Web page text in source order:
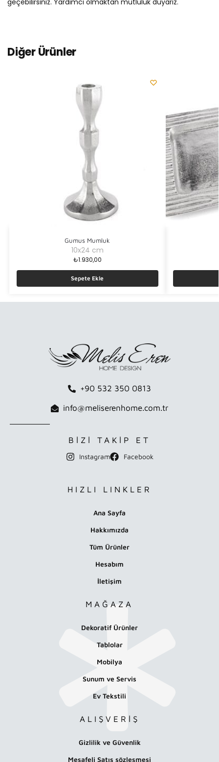
Diğer Ürünler
Gumus Mumluk
10x24 cm
₺1.930,00
Sepete Ekle
+90 532 350 0813
info@meliserenhome.com.tr
BİZİ TAKİP ET
Instagram Facebook
HIZLI LINKLER
Ana Sayfa
Hakkımızda
Tüm Ürünler
Hesabım
İletişim
MAĞAZA
Dekoratif Ürünler
Tablolar
Mobilya
Sunum ve Servis
Ev Tekstili
ALIŞVERİŞ
Gizlilik ve Güvenlik
Mesafeli Satış sözleşmesi